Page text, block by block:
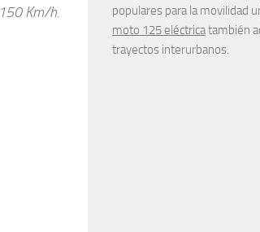
Km/h.
populares para la movilidad
moto 125 eléctricatambién
trayectos interurbanos.